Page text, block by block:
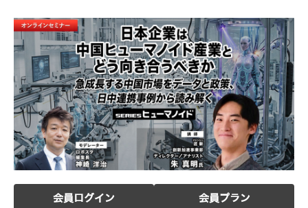
会員ログイン 会員プラン